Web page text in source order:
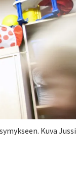
Kuva Jussi